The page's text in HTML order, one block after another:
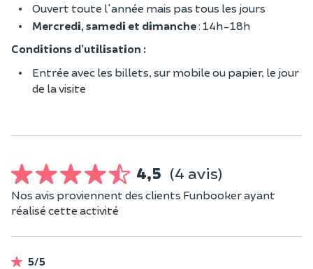
Ouvert toute l'année mais pas tous les jours
Mercredi, samedi et dimanche: 14h-18h
Conditions d’utilisation :
Entrée avec les billets, sur mobile ou papier, le jour
de la visite
4,5 (4 avis)
Nos avis proviennent des clients Funbooker ayant
réalisé cette activité
5/5